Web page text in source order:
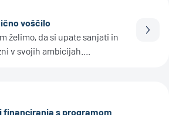
voščilo
želimo, da si upate sanjati in
v svojih ambicijah....
financiranja s programom